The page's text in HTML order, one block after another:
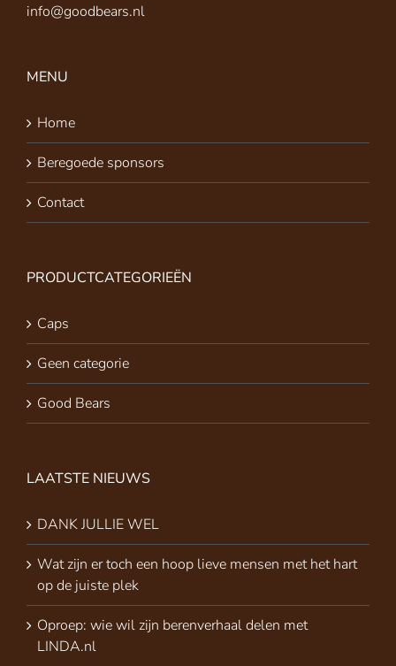
info@goodbears.nl
MENU
Home
Beregoede sponsors
Contact
PRODUCTCATEGORIEËN
Caps
Geen categorie
Good Bears
LAATSTE NIEUWS
DANK JULLIE WEL
Wat zijn er toch een hoop lieve mensen met het hart
op de juiste plek
Oproep: wie wil zijn berenverhaal delen met
LINDA.nl